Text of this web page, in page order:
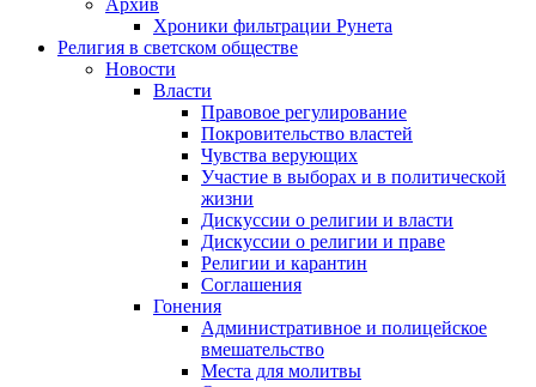
Архив
Хроники фильтрации Рунета
Религия в светском обществе
Новости
Власти
Правовое регулирование
Покровительство властей
Чувства верующих
Участие в выборах и в политической
жизни
Дискуссии о религии и власти
Дискуссии о религии и праве
Религии и карантин
Соглашения
Гонения
Административное и полицейское
вмешательство
Места для молитвы